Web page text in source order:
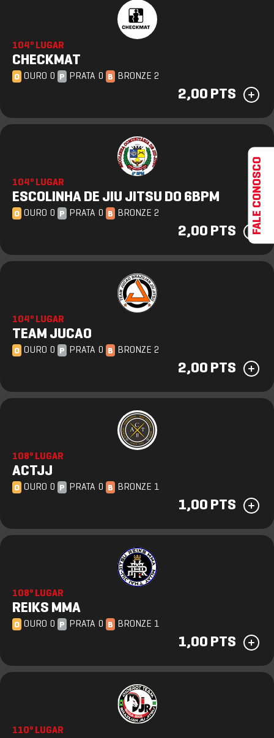
104º LUGAR
CHECKMAT
O OURO 0 P PRATA 0 B BRONZE 2
2,00 PTS
104º LUGAR
ESCOLINHA DE JIU JITSU DO 6BPM
O OURO 0 P PRATA 0 B BRONZE 2
2,00 PTS
104º LUGAR
TEAM JUCAO
O OURO 0 P PRATA 0 B BRONZE 2
2,00 PTS
108º LUGAR
ACTJJ
O OURO 0 P PRATA 0 B BRONZE 1
1,00 PTS
108º LUGAR
REIKS MMA
O OURO 0 P PRATA 0 B BRONZE 1
1,00 PTS
110º LUGAR
FALE CONOSCO